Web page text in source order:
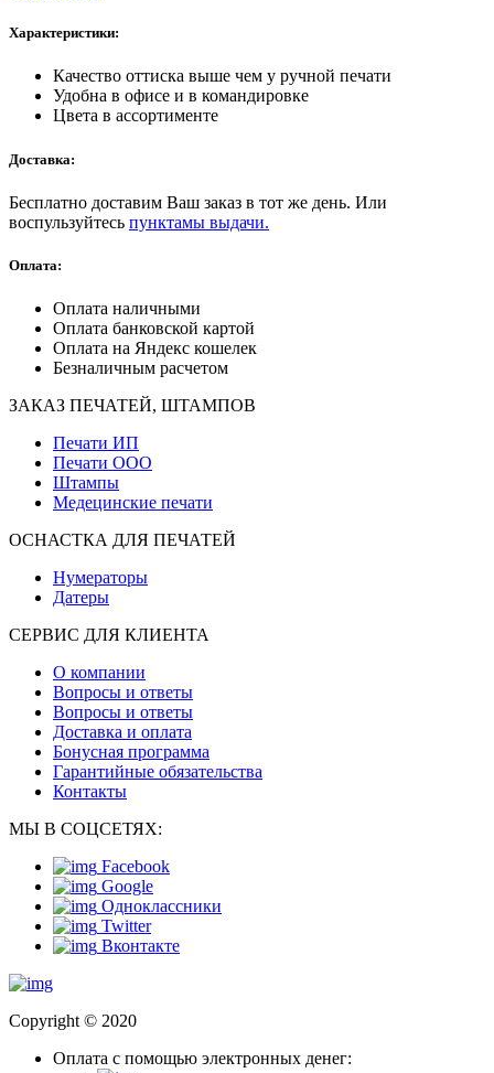
Характеристики:
Качество оттиска выше чем у ручной печати
Удобна в офисе и в командировке
Цвета в ассортименте
Доставка:
Бесплатно доставим Ваш заказ в тот же день. Или
воспульзуйтесь пунктамы выдачи.
Оплата:
Оплата наличными
Оплата банковской картой
Оплата на Яндекс кошелек
Безналичным расчетом
ЗАКАЗ ПЕЧАТЕЙ, ШТАМПОВ
Печати ИП
Печати ООО
Штампы
Медецинские печати
ОСНАСТКА ДЛЯ ПЕЧАТЕЙ
Нумераторы
Датеры
СЕРВИС ДЛЯ КЛИЕНТА
О компании
Вопросы и ответы
Вопросы и ответы
Доставка и оплата
Бонусная программа
Гарантийные обязательства
Контакты
МЫ В СОЦСЕТЯХ:
Facebook
Google
Одноклассники
Twitter
Вконтакте
Copyright © 2020
Оплата с помощью электронных денег: